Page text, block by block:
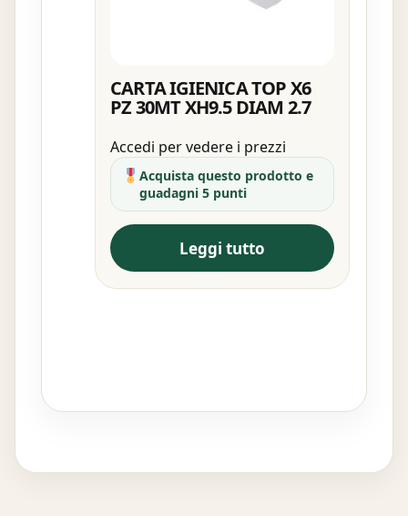
CARTA IGIENICA TOP X6
PZ 30MT XH9.5 DIAM 2.7
Accedi per vedere i prezzi
Acquista questo prodotto e
guadagni 5 punti
Leggi tutto